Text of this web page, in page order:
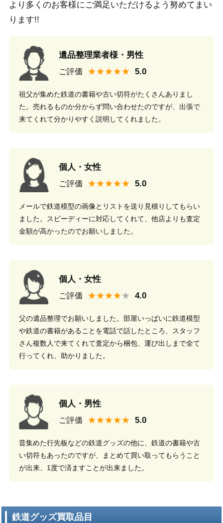
より多くのお客様にご満足いただけるよう努めてまい
ります!!
遺品整理業者様・男性
ご評価 ★★★★★
祖父が集めた鉄道の書籍や古い切符がたくさんありまし
た。売れるものか分からず問い合わせたのですが、出張で
来てくれて分かりやすく説明してくれました。
個人・女性
ご評価 ★★★★★
メールで鉄道模型の画像とリストを送り見積りしてもらい
ました。スピーディーに対応してくれて、他店よりも査定
金額が高かったのでお願いしました。
個人・女性
ご評価 ★★★★
父の遺品整理でお願いしました。部屋いっぱいに鉄道模型
や鉄道の書籍があることを電話で話したところ、スタッフ
さん複数人で来てくれて査定から梱包、運び出しまで全て
行ってくれ、助かりました。
個人・男性
ご評価 ★★★★★
昔集めた行先板などの鉄道グッズの他に、鉄道の書籍や古
い切符もあったのですが、まとめて買い取ってもらうこと
が出来、1度で済ますことが出来ました。
鉄道グッズ買取品目